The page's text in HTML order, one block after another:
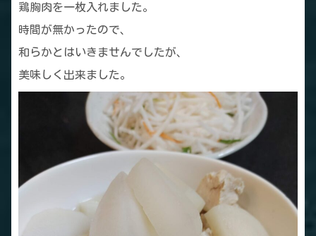
鶏胸肉を一枚入れました。
時間が無かったので、
和らかとはいきませんでしたが、
美味しく出来ました。